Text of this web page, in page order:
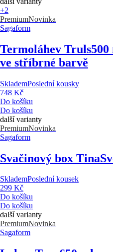
+2
PremiumNovinka
Sagaform
Termoláhev Truls500
ve stříbrné barvě
SklademPoslední kousky
748 Kč
Do košíku
Do košíku
další varianty
PremiumNovinka
Sagaform
Svačinový box Tina
SklademPoslední kousek
299 Kč
Do košíku
Do košíku
další varianty
PremiumNovinka
Sagaform